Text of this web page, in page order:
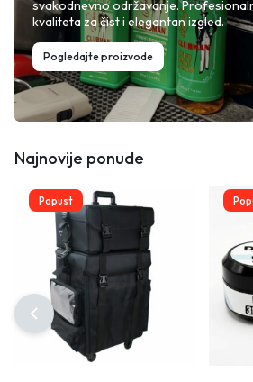
svakodnevno održavanje.
kvaliteta za čist i elegantan izgled.
Pogledajte proizvode
Najnovije ponude
Popust